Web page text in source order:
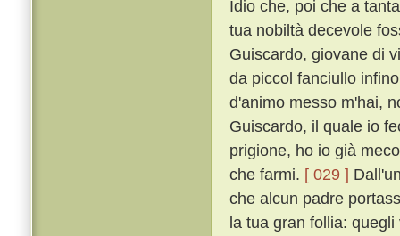
Idio che, poi che a
tua nobiltà decevole
Guiscardo, giovane di
da piccol fanciullo
d'animo messo m'hai,
Guiscardo, il quale io
prigione, ho io già
che farmi. [ 029 ]
che alcun padre
la tua gran follia: